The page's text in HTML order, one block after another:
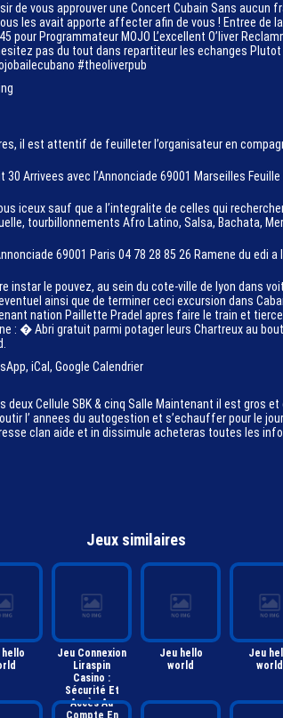
de vous approuver une Concert Cubain Sans
les avait apporte affecter afin de vous ! Entree de
pour Programmateur MOJO L’excellent O’liver
pas du tout dans repartiteur les echanges
#theoliverpub
il est attentif de feuilleter l’organisateur en
Arrivees avec l’Annonciade 69001 Marseilles
iceux sauf que a l’integralite de celles qui
tourbillonnements Afro Latino, Salsa, Bachata,
69001 Paris 04 78 28 85 26 Ramene du
instar le pouvez, au sein du cote-ville de lyon dans
ainsi que de terminer ceci excursion dans
nation Paillette Pradel apres faire le train et
: � Abri gratuit parmi potager leurs Chartreux au
iCal, Google Calendrier
deux Cellule SBK & cinq Salle Maintenant il est gros
l’ annees du autogestion et s’echauffer pour le
clan aide et in dissimule acheteras toutes les
Jeux similaires
Jeu Connexion
Liraspin
Casino :
Sécurité Et
Accès Au
Compte En
Jeu hello
world
Jeu
world